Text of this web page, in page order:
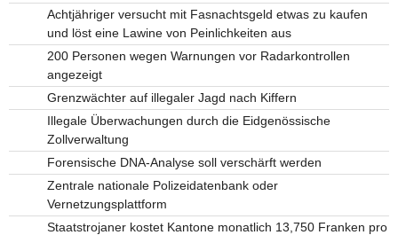
Achtjähriger versucht mit Fasnachtsgeld etwas zu kaufen
und löst eine Lawine von Peinlichkeiten aus
200 Personen wegen Warnungen vor Radarkontrollen
angezeigt
Grenzwächter auf illegaler Jagd nach Kiffern
Illegale Überwachungen durch die Eidgenössische
Zollverwaltung
Forensische DNA-Analyse soll verschärft werden
Zentrale nationale Polizeidatenbank oder
Vernetzungsplattform
Staatstrojaner kostet Kantone monatlich 13,750 Franken pro